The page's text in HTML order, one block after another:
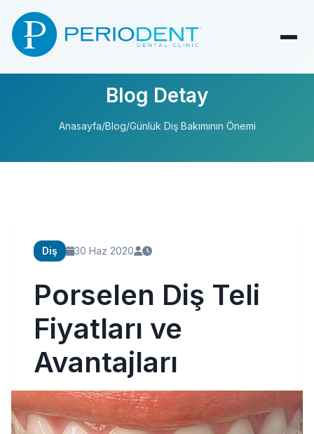
Blog Detay
Anasayfa/Blog/Günlük Diş Bakımının Önemi
Diş 30 Haz 2020
Porselen Diş Teli
Fiyatları ve
Avantajları